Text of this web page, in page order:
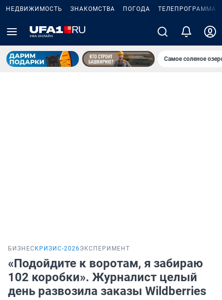
НЕДВИЖИМОСТЬ ЗНАКОМСТВА ПОГОДА ТЕЛЕПРОГРАММА
Самое соленое
БИЗНЕС КРИЗИС-2026ЭКСПЕРИМЕНТ
«Подойдите к воротам, я забираю
102 коробки». Журналист целый
день развозила заказы Wildberries